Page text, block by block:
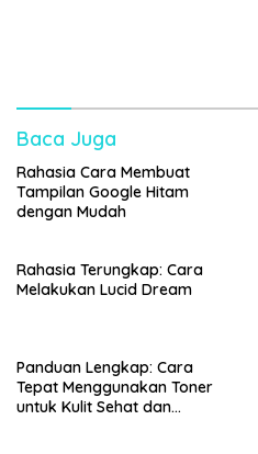
Baca Juga
Rahasia Cara Membuat
Tampilan Google Hitam
dengan Mudah
Rahasia Terungkap: Cara
Melakukan Lucid Dream
Panduan Lengkap: Cara
Tepat Menggunakan Toner
untuk Kulit Sehat dan